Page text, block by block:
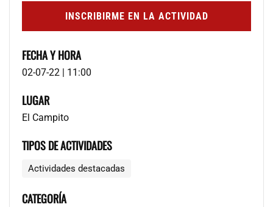
INSCRIBIRME EN LA ACTIVIDAD
FECHA Y HORA
02-07-22 | 11:00
LUGAR
El Campito
TIPOS DE ACTIVIDADES
Actividades destacadas
CATEGORÍA